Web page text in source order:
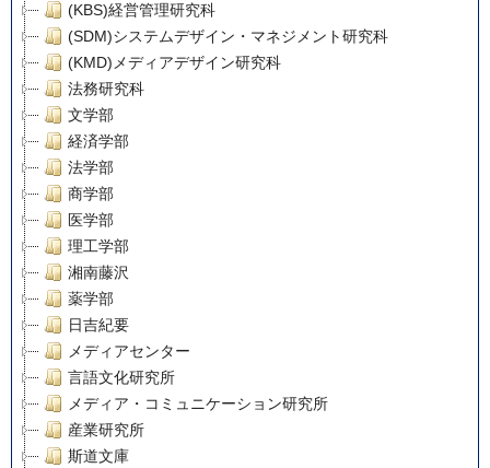
(KBS)経営管理研究科
(SDM)システムデザイン・マネジメント研究科
(KMD)メディアデザイン研究科
法務研究科
文学部
経済学部
法学部
商学部
医学部
理工学部
湘南藤沢
薬学部
日吉紀要
メディアセンター
言語文化研究所
メディア・コミュニケーション研究所
産業研究所
斯道文庫